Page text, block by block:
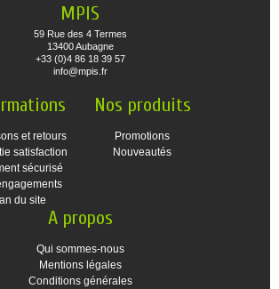
MPIS
59 Rue des 4 Termes
13400 Aubagne
+33 (0)4 86 18 39 57
info@mpis.fr
et retours
satisfaction
sécurisé
du site
Nos produits
Promotions
Nouveautés
A propos
Qui sommes-nous
Mentions légales
Conditions générales